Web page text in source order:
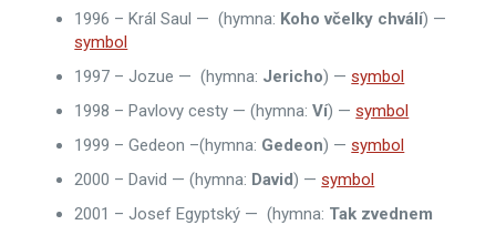
1996 – Král Saul — (hymna: Koho včelky chválí) —
symbol
1997 – Jozue — (hymna: Jericho) —symbol
1998 – Pavlovy cesty — (hymna:Ví) —symbol
1999 – Gedeon –(hymna: Gedeon) —symbol
2000 – David — (hymna: David) —symbol
2001 – Josef Egyptský — (hymna: Tak zvednem